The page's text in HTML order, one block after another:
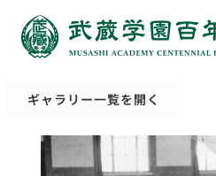
ギャラリー一覧を開く